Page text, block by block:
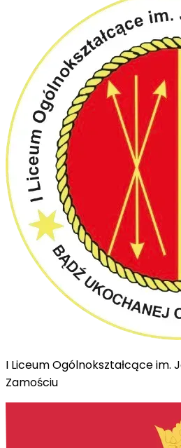
I Liceum Ogólnokształcące im.
Zamościu